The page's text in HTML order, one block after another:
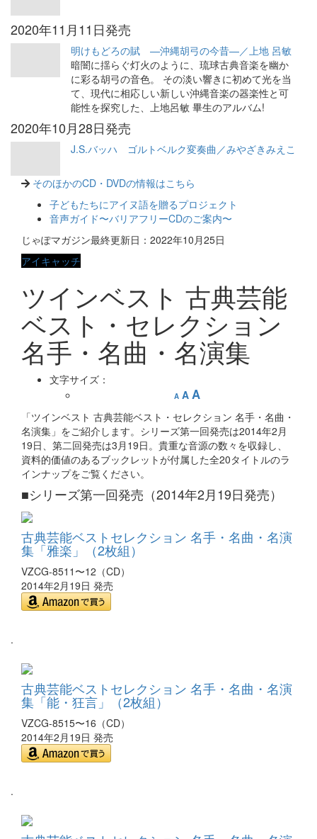
2020年11月11日発売
明けもどろの賦 —沖縄胡弓の今昔—／上地 呂敏
暗闇に揺らぐ灯火のように、琉球古典音楽を幽か
に彩る胡弓の音色。 その淡い響きに初めて光を当
て、現代に相応しい新しい沖縄音楽の器楽性と可
能性を探究した、上地呂敏 畢生のアルバム!
2020年10月28日発売
J.S.バッハ ゴルトベルク変奏曲／みやざきみえこ
そのほかのCD・DVDの情報はこちら
子どもたちにアイヌ語を贈るプロジェクト
音声ガイド〜バリアフリーCDのご案内〜
じゃぽマガジン最終更新日：2022年10月25日
アイキャッチ
ツインベスト 古典芸能
ベスト・セレクション
名手・名曲・名演集
文字サイズ：
A A A
「ツインベスト 古典芸能ベスト・セレクション 名手・名曲・
名演集」をご紹介します。シリーズ第一回発売は2014年2月
19日、第二回発売は3月19日。貴重な音源の数々を収録し、
資料的価値のあるブックレットが付属した全20タイトルのラ
インナップをご覧ください。
■シリーズ第一回発売（2014年2月19日発売）
古典芸能ベストセレクション 名手・名曲・名演
集「雅楽」（2枚組）
VZCG-8511〜12（CD）
2014年2月19日 発売
.
古典芸能ベストセレクション 名手・名曲・名演
集「能・狂言」（2枚組）
VZCG-8515〜16（CD）
2014年2月19日 発売
.